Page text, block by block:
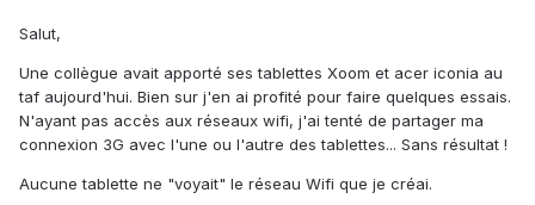
Salut,
Une collègue avait apporté ses tablettes Xoom et acer iconia au
taf aujourd'hui. Bien sur j'en ai profité pour faire quelques essais.
N'ayant pas accès aux réseaux wifi, j'ai tenté de partager ma
connexion 3G avec l'une ou l'autre des tablettes... Sans résultat !
Aucune tablette ne "voyait" le réseau Wifi que je créai.